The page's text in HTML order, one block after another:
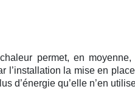
permet, en
l’installation la mise en
d’énergie qu’elle n’en